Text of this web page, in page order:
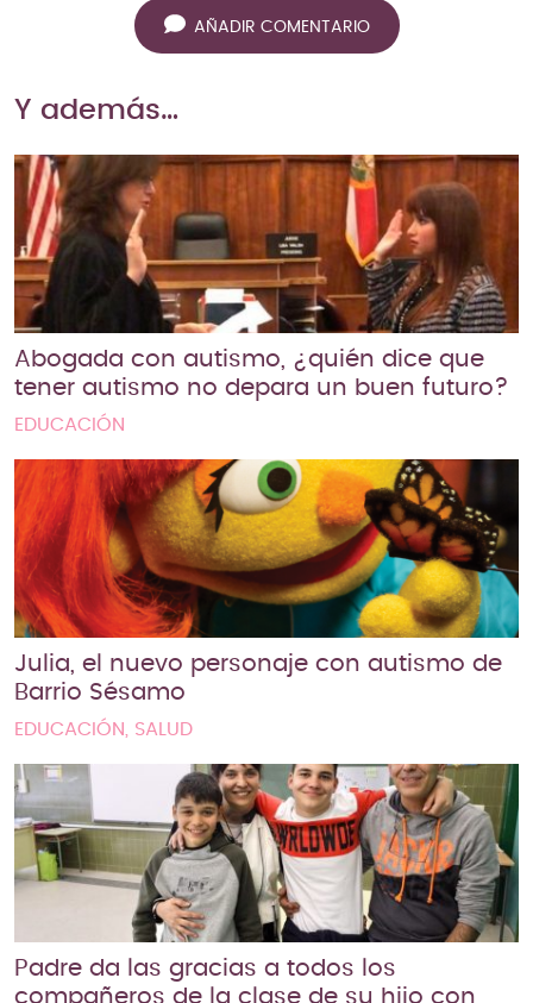
AÑADIR COMENTARIO
Y además…
Abogada con autismo, ¿quién dice que
tener autismo no depara un buen futuro?
EDUCACIÓN
Julia, el nuevo personaje con autismo de
Barrio Sésamo
EDUCACIÓN, SALUD
Padre da las gracias a todos los
compañeros de la clase de su hijo con